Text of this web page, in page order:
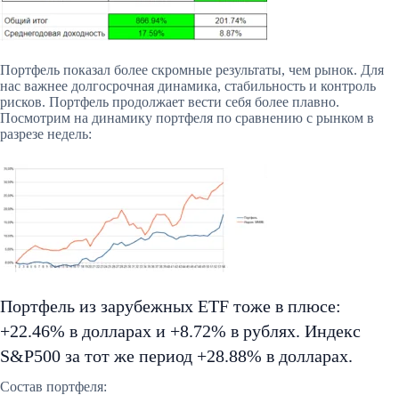
Портфель показал более скромные результаты, чем рынок. Для
нас важнее долгосрочная динамика, стабильность и контроль
рисков. Портфель продолжает вести себя более плавно.
Посмотрим на динамику портфеля по сравнению с рынком в
разрезе недель:
Портфель из зарубежных ETF тоже в плюсе:
+22.46% в долларах и +8.72% в рублях. Индекс
S&P500 за тот же период +28.88% в долларах.
Состав портфеля: